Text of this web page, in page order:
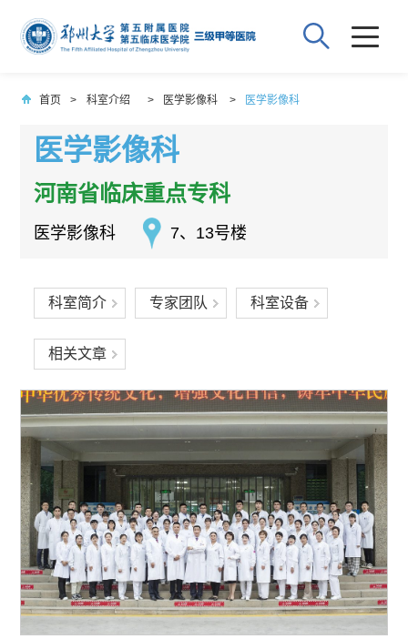
首页 > 科室介绍 > 医学影像科 > 医学影像科
医学影像科
河南省临床重点专科
医学影像科 7、13号楼
科室简介 专家团队 科室设备
相关文章